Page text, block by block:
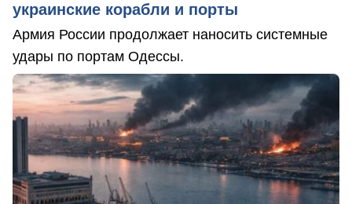
украинские корабли и порты
Армия России продолжает наносить системные
удары по портам Одессы.